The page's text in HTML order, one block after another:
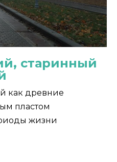
старинный
как древние
пластом
жизни